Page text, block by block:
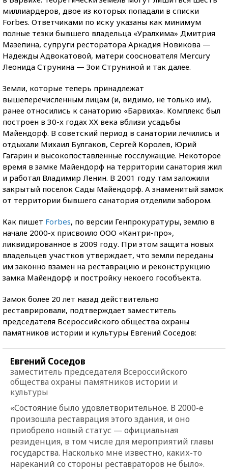
миллиардеров, двое из которых попадали в списки
Forbes. Ответчиками по иску указаны как минимум
полные тезки бывшего владельца «Уралхима» Дмитрия
Мазепина, супруги ресторатора Аркадия Новикова —
Надежды Адвокатовой, матери сооснователя Mercury
Леонида Струнина — Зои Струниной и так далее.
Земли, которые теперь принадлежат
вышеперечисленным лицам (и, видимо, не только им),
ранее относились к санаторию «Барвиха». Комплекс был
построен в 30-х годах XX века вблизи усадьбы
Майендорф. В советский период в санатории лечились и
отдыхали Михаил Булгаков, Сергей Королев, Юрий
Гагарин и высокопоставленные госслужащие. Некоторое
время в замке Майендорф на территории санатория жил
и работал Владимир Ленин. В 2001 году там заложили
закрытый поселок Сады Майендорф. А знаменитый замок
от территории бывшего санатория отделили забором.
Как пишет Forbes, по версии Генпрокуратуры, землю в
начале 2000-х присвоило ООО «Кантри-про»,
ликвидированное в 2009 году. При этом защита новых
владельцев участков утверждает, что земли переданы
им законно взамен на реставрацию и реконструкцию
замка Майендорф и постройку некоего гособъекта.
Замок более 20 лет назад действительно
реставрировали, подтверждает заместитель
председателя Всероссийского общества охраны
памятников истории и культуры Евгений Соседов:
Евгений Соседов
заместитель председателя Всероссийского
общества охраны памятников истории и
культуры
«Состояние было удовлетворительное. В 2000-е
произошла реставрация этого здания, и оно
приобрело новый статус — официальная
резиденция, в том числе для мероприятий главы
государства. Насколько мне известно, каких-то
нареканий со стороны реставраторов не было».